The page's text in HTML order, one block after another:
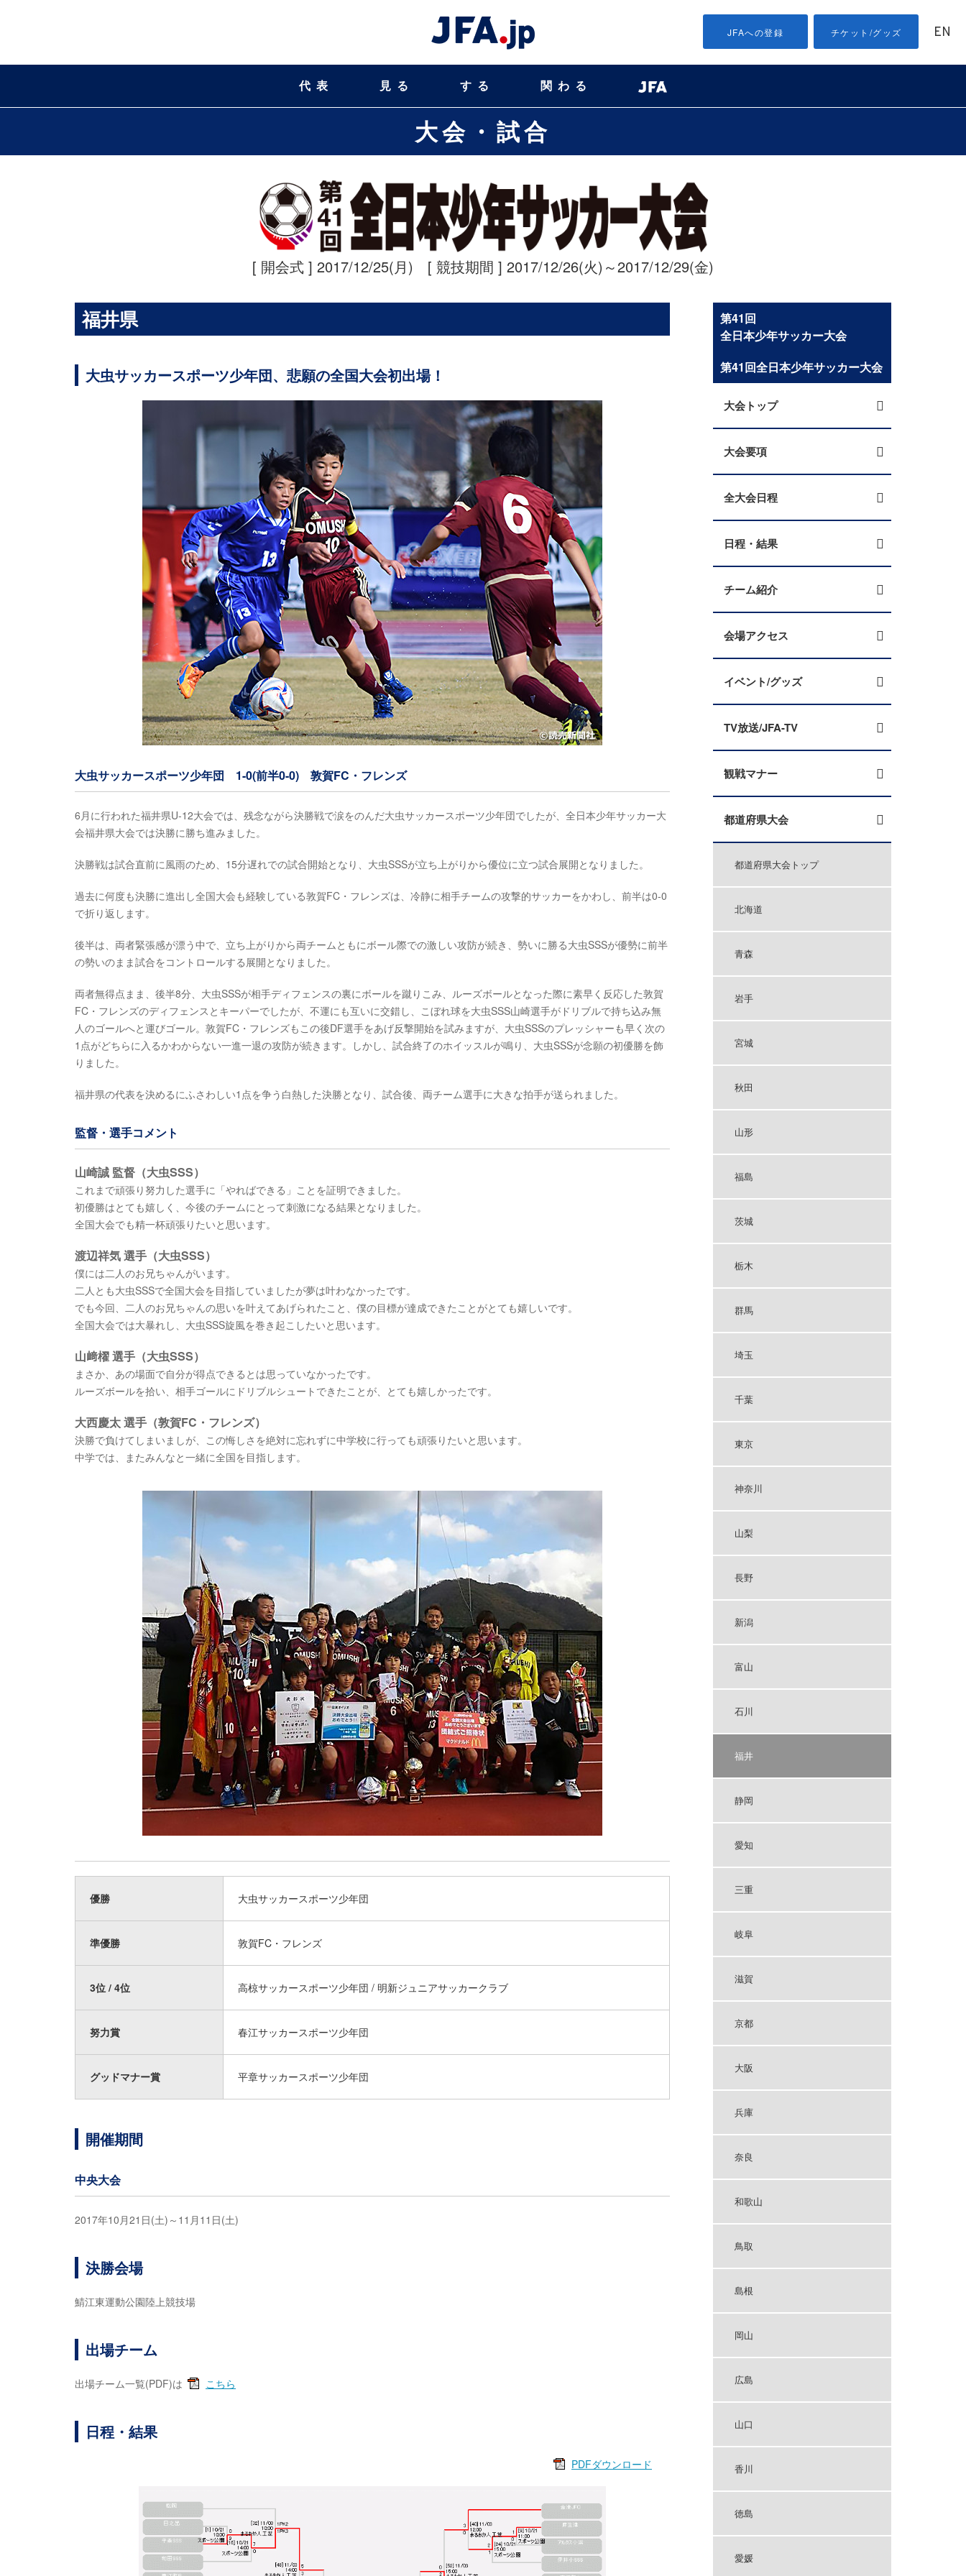
JFAへの登録 チケット/グッズ EN
代表 見る する 関わる
大会・試合
[ 開会式 ] 2017/12/25(月) [ 競技期間 ] 2017/12/26(火)～2017/12/29(金)
福井県
大虫サッカースポーツ少年団、悲願の全国大会初出場！
大虫サッカースポーツ少年団 1-0(前半0-0) 敦賀FC・フレンズ
6月に行われた福井県U-12大会では、残念ながら決勝戦で涙をのんだ大虫サッカースポーツ少年団でしたが、全日本少年サッカー大
会福井県大会では決勝に勝ち進みました。
決勝戦は試合直前に風雨のため、15分遅れでの試合開始となり、大虫SSSが立ち上がりから優位に立つ試合展開となりました。
過去に何度も決勝に進出し全国大会も経験している敦賀FC・フレンズは、冷静に相手チームの攻撃的サッカーをかわし、前半は0-0
で折り返します。
後半は、両者緊張感が漂う中で、立ち上がりから両チームともにボール際での激しい攻防が続き、勢いに勝る大虫SSSが優勢に前半
の勢いのまま試合をコントロールする展開となりました。
両者無得点まま、後半8分、大虫SSSが相手ディフェンスの裏にボールを蹴りこみ、ルーズボールとなった際に素早く反応した敦賀
FC・フレンズのディフェンスとキーパーでしたが、不運にも互いに交錯し、こぼれ球を大虫SSS山崎選手がドリブルで持ち込み無
人のゴールへと運びゴール。敦賀FC・フレンズもこの後DF選手をあげ反撃開始を試みますが、大虫SSSのプレッシャーも早く次の
1点がどちらに入るかわからない一進一退の攻防が続きます。しかし、試合終了のホイッスルが鳴り、大虫SSSが念願の初優勝を飾
りました。
福井県の代表を決めるにふさわしい1点を争う白熱した決勝となり、試合後、両チーム選手に大きな拍手が送られました。
監督・選手コメント
山崎誠 監督（大虫SSS）
これまで頑張り努力した選手に「やればできる」ことを証明できました。
初優勝はとても嬉しく、今後のチームにとって刺激になる結果となりました。
全国大会でも精一杯頑張りたいと思います。
渡辺祥気 選手（大虫SSS）
僕には二人のお兄ちゃんがいます。
二人とも大虫SSSで全国大会を目指していましたが夢は叶わなかったです。
でも今回、二人のお兄ちゃんの思いを叶えてあげられたこと、僕の目標が達成できたことがとても嬉しいです。
全国大会では大暴れし、大虫SSS旋風を巻き起こしたいと思います。
山﨑櫂 選手（大虫SSS）
まさか、あの場面で自分が得点できるとは思っていなかったです。
ルーズボールを拾い、相手ゴールにドリブルシュートできたことが、とても嬉しかったです。
大西慶太 選手（敦賀FC・フレンズ）
決勝で負けてしまいましが、この悔しさを絶対に忘れずに中学校に行っても頑張りたいと思います。
中学では、またみんなと一緒に全国を目指します。
優勝 大虫サッカースポーツ少年団
準優勝 敦賀FC・フレンズ
3位 / 4位 高椋サッカースポーツ少年団 / 明新ジュニアサッカークラブ
努力賞 春江サッカースポーツ少年団
グッドマナー賞 平章サッカースポーツ少年団
開催期間
中央大会
2017年10月21日(土)～11月11日(土)
決勝会場
鯖江東運動公園陸上競技場
出場チーム
出場チーム一覧(PDF)は こちら
日程・結果
PDFダウンロード
第41回
全日本少年サッカー大会
第41回全日本少年サッカー大会
大会トップ
大会要項
全大会日程
日程・結果
チーム紹介
会場アクセス
イベント/グッズ
TV放送/JFA-TV
観戦マナー
都道府県大会
都道府県大会トップ
北海道
青森
岩手
宮城
秋田
山形
福島
茨城
栃木
群馬
埼玉
千葉
東京
神奈川
山梨
長野
新潟
富山
石川
福井
静岡
愛知
三重
岐阜
滋賀
京都
大阪
兵庫
奈良
和歌山
鳥取
島根
岡山
広島
山口
香川
徳島
愛媛